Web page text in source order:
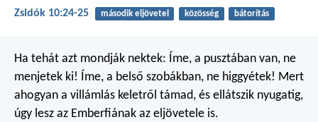
Zsidók 10:24-25 második eljövetel közösség bátorítás
Ha tehát azt mondják nektek: Íme, a pusztában van, ne
menjetek ki! Íme, a belső szobákban, ne higgyétek! Mert
ahogyan a villámlás keletről támad, és ellátszik nyugatig,
úgy lesz az Emberfiának az eljövetele is.